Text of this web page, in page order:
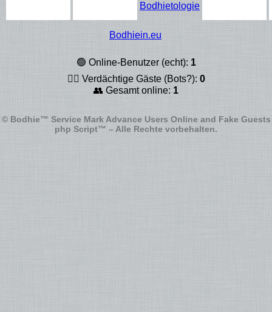
Bodhietologie
Bodhiein.eu
🟢 Online-Benutzer (echt): 1
🕵️‍♂️ Verdächtige Gäste (Bots?): 0
👥 Gesamt online: 1
© Bodhie™ Service Mark Advance Users Online and Fake Guests
php Script™ – Alle Rechte vorbehalten.